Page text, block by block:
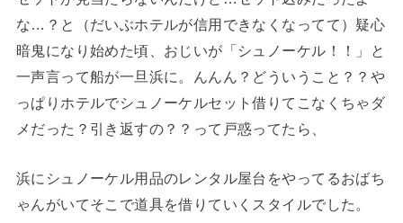
な…？と（だいぶホテルが信用できなくなってて）疑心
暗鬼になり始めた頃、おじいが「シュノーケル！！」と
一声言って船が一旦浜に。んんん？どういうこと？？や
っぱりホテルでシュノーケルセット借りてこなくちゃダ
メだった？引き返すの？？って戸惑ってたら、
浜にシュノーケル用品のレンタル屋台をやってるおばち
ゃんがいてそこで道具を借りていくスタイルでした。